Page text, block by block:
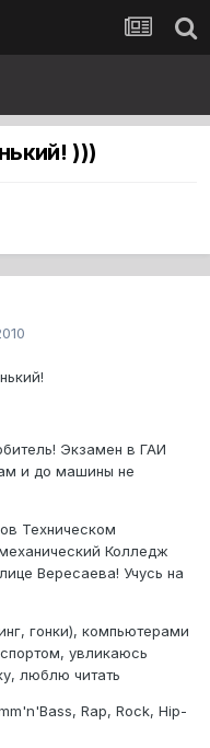
)))
Экзамен в ГАИ
и до машины не
Техническом
Колледж
Вересаева! Учусь на
гонки), компьютерами
увликаюсь
люблю читать
Rap, Rock, Hip-